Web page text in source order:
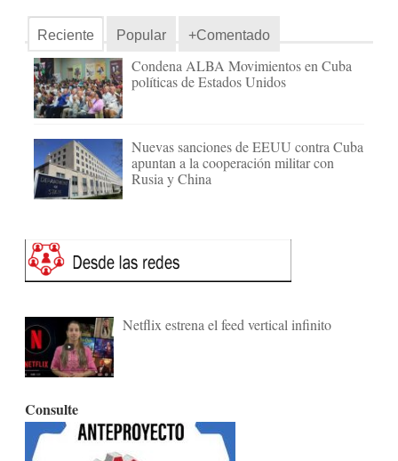
Reciente Popular +Comentado
Condena ALBA Movimientos en Cuba
políticas de Estados Unidos
Nuevas sanciones de EEUU contra Cuba
apuntan a la cooperación militar con
Rusia y China
Netflix estrena el feed vertical infinito
Consulte